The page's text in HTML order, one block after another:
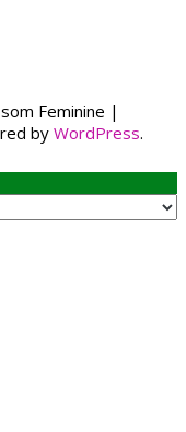
Feminine |
by WordPress.